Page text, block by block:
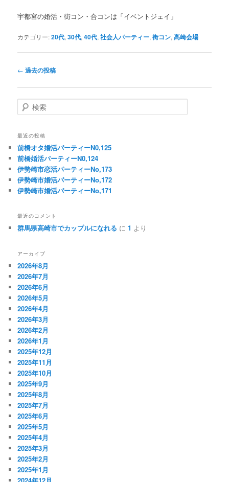
宇都宮の婚活・街コン・合コンは「イベントジェイ」
カテゴリー:20代,30代,40代,社会人パーティー,街コン,高崎会場
投
ナ
ビ
ゲ
シ
ョ
ン
← 過去の投稿
検
索
最近の投稿
前橋オタ婚活パーティーN0,125
前橋婚活パーティーN0,124
伊勢崎市恋活パーティーNo,173
伊勢崎市婚活パーティーNo,172
伊勢崎市婚活パーティーNo,171
最近のコメント
群馬県高崎市でカップルになれる に1 より
アーカイブ
2026年8月
2026年7月
2026年6月
2026年5月
2026年4月
2026年3月
2026年2月
2026年1月
2025年12月
2025年11月
2025年10月
2025年9月
2025年8月
2025年7月
2025年6月
2025年5月
2025年4月
2025年3月
2025年2月
2025年1月
2024年12月